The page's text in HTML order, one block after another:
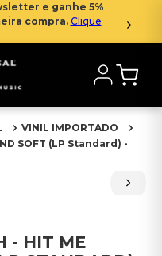
e ganhe 5%
compra. Clique
VINIL IMPORTADO
SOFT (LP Standard) -
- HIT ME